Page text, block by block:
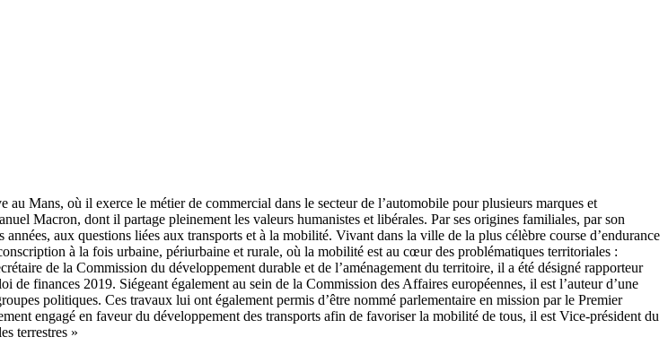
Mans, où il exerce le métier de commercial dans le secteur de l’automobile pour plusieurs marques et
Macron, dont il partage pleinement les valeurs humanistes et libérales. Par ses origines familiales, par son
aux questions liées aux transports et à la mobilité. Vivant dans la ville de la plus célèbre course d’endurance
à la fois urbaine, périurbaine et rurale, où la mobilité est au cœur des problématiques territoriales :
de la Commission du développement durable et de l’aménagement du territoire, il a été désigné rapporteur
finances 2019. Siégeant également au sein de la Commission des Affaires européennes, il est l’auteur d’une
politiques. Ces travaux lui ont également permis d’être nommé parlementaire en mission par le Premier
engagé en faveur du développement des transports afin de favoriser la mobilité de tous, il est Vice-président du
terrestres »